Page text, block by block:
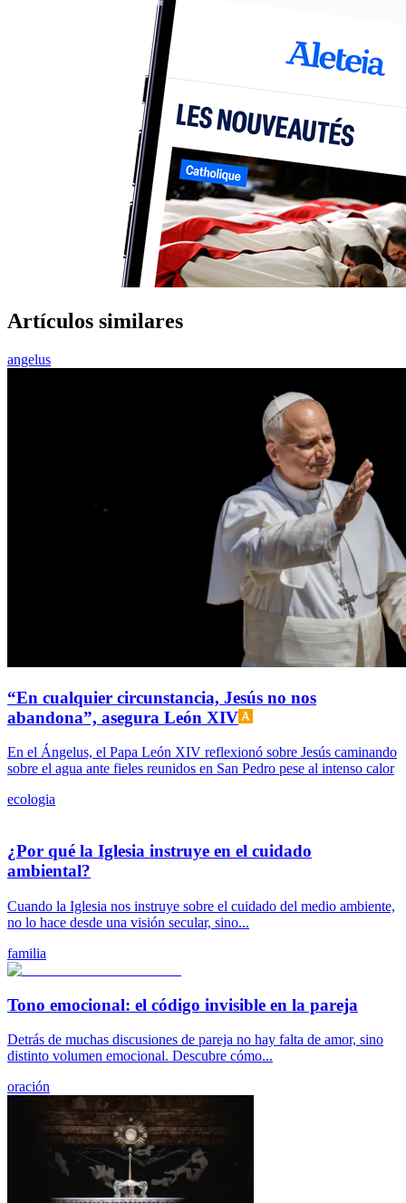
Artículos similares
angelus
“En cualquier circunstancia, Jesús no nos
abandona”, asegura León XIV
En el Ángelus, el Papa León XIV reflexionó sobre Jesús caminando
sobre el agua ante fieles reunidos en San Pedro pese al intenso calor
ecologia
¿Por qué la Iglesia instruye en el cuidado
ambiental?
Cuando la Iglesia nos instruye sobre el cuidado del medio ambiente,
no lo hace desde una visión secular, sino...
familia
Tono emocional: el código invisible en la pareja
Detrás de muchas discusiones de pareja no hay falta de amor, sino
distinto volumen emocional. Descubre cómo...
oración